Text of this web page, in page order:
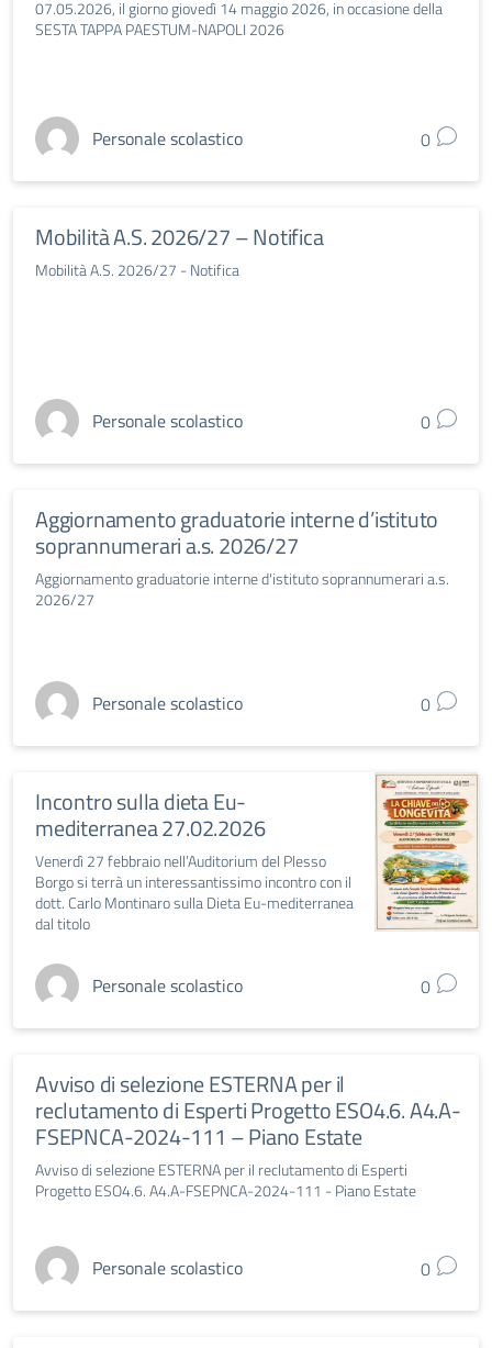
07.05.2026, il giorno giovedì 14 maggio 2026, in occasione della
SESTA TAPPA PAESTUM-NAPOLI 2026
Personale scolastico 0
Mobilità A.S. 2026/27 – Notifica
Mobilità A.S. 2026/27 - Notifica
Personale scolastico 0
Aggiornamento graduatorie interne d’istituto
soprannumerari a.s. 2026/27
Aggiornamento graduatorie interne d'istituto soprannumerari a.s.
2026/27
Personale scolastico 0
Incontro sulla dieta Eu-
mediterranea 27.02.2026
Venerdì 27 febbraio nell’Auditorium del Plesso
Borgo si terrà un interessantissimo incontro con il
dott. Carlo Montinaro sulla Dieta Eu-mediterranea
dal titolo
Personale scolastico 0
Avviso di selezione ESTERNA per il
reclutamento di Esperti Progetto ESO4.6. A4.A-
FSEPNCA-2024-111 – Piano Estate
Avviso di selezione ESTERNA per il reclutamento di Esperti
Progetto ESO4.6. A4.A-FSEPNCA-2024-111 - Piano Estate
Personale scolastico 0